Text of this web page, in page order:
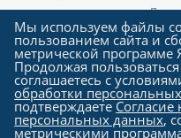
«Лед
Создание
Мы используем файлы
пользованием сайта и
метрической программе
Продолжая
соглашаетесь с
обработки
подтверждаете Согласие
персональных данных,
метрическими